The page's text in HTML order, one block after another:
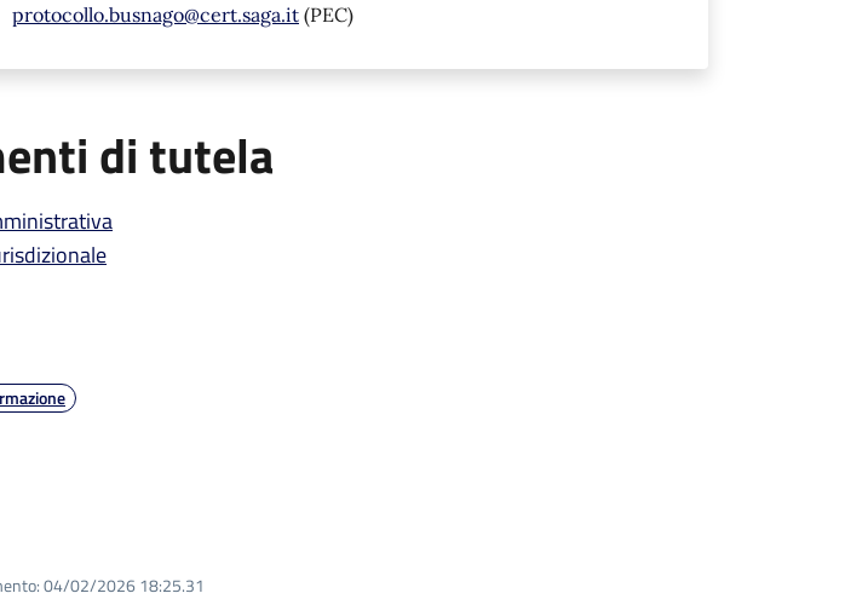
protocollo.busnago@cert.saga.it (PEC)
di tutela
04/02/2026 18:25.31